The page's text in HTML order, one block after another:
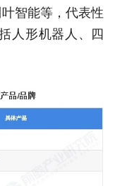
智能等，代表性
人形机器人、四